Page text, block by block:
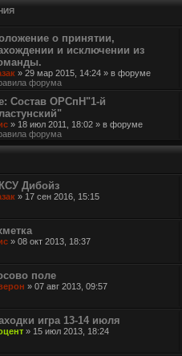
о принятии,
и исключении из
» 29 мар 2015, 14:24 » в форуме
форума
Состав ОРСпН"1-й
» 18 июл 2011, 18:02 » в форуме
форума
Дибойз
» 17 сен 2016, 15:15
» 08 окт 2013, 18:37
поле
» 07 авг 2013, 09:57
игра 13-14 июля
» 15 июл 2013, 18:24